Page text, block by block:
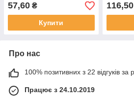
57,60 ₴
Купити
116,50
Про нас
100% позитивних з 22 відгуків за
Працює з 24.10.2019